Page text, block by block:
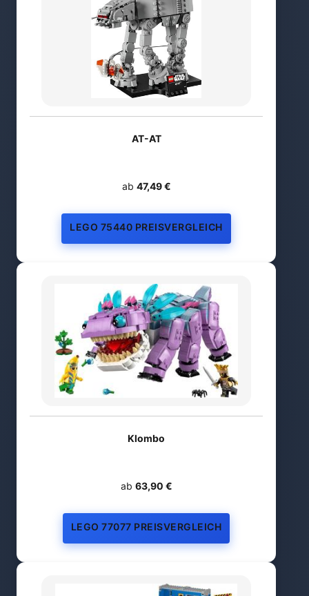
AT-AT
ab 47,49 €
LEGO 75440 PREISVERGLEICH
Klombo
ab 63,90 €
LEGO 77077 PREISVERGLEICH